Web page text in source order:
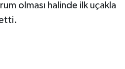
olması halinde ilk uçakla